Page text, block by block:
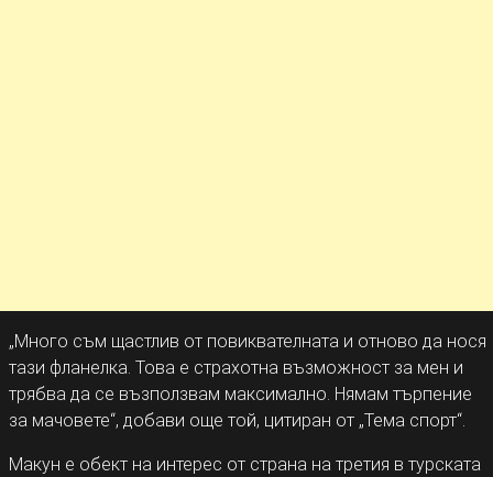
„Много съм щастлив от повиквателната и отново да нося
тази фланелка. Това е страхотна възможност за мен и
трябва да се възползвам максимално. Нямам търпение
за мачовете“, добави още той, цитиран от „Тема спорт“.
Макун е обект на интерес от страна на третия в турската